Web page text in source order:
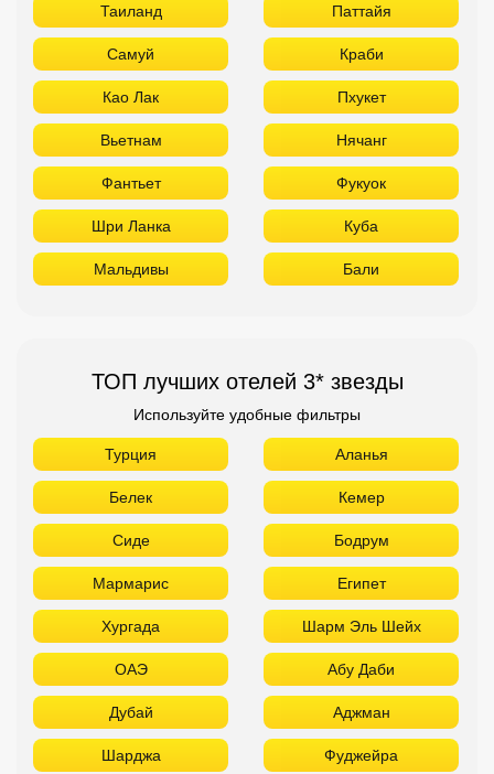
Таиланд Паттайя
Самуй Краби
Као Лак Пхукет
Вьетнам Нячанг
Фантьет Фукуок
Шри Ланка Куба
Мальдивы Бали
ТОП лучших отелей 3* звезды
Используйте удобные фильтры
Турция Аланья
Белек Кемер
Сиде Бодрум
Мармарис Египет
Хургада Шарм Эль Шейх
ОАЭ Абу Даби
Дубай Аджман
Шарджа Фуджейра